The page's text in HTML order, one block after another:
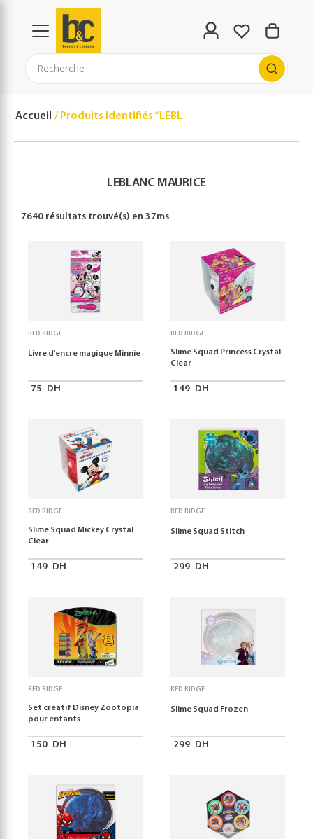
Recherche
Accueil Produits identifiés “LEBLANC MAURICE”
LEBLANC MAURICE
7640 résultats trouvé(s) en37ms
RED RIDGE
Livre d'encre magique Minnie
75 DH
RED RIDGE
Slime Squad Princess Crystal
Clear
149 DH
RED RIDGE
Slime Squad Mickey Crystal
Clear
149 DH
RED RIDGE
Slime Squad Stitch
299 DH
RED RIDGE
Set créatif Disney Zootopia
pour enfants
150 DH
RED RIDGE
Slime Squad Frozen
299 DH